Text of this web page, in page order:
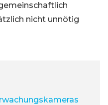
nicht unnötig